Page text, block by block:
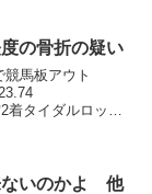
の骨折の疑い
馬板アウト
タイダルロック
ないのかよ 他